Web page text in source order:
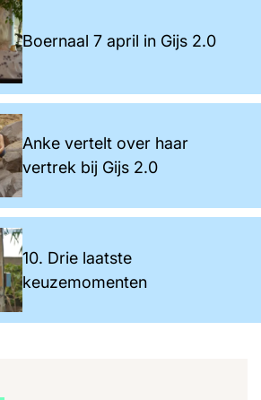
Boernaal 7 april in Gijs 2.0
Anke vertelt over haar
vertrek bij Gijs 2.0
10. Drie laatste
keuzemomenten